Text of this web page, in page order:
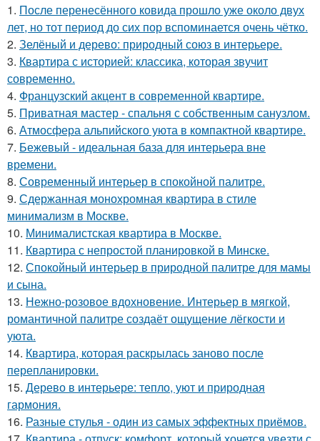
1. После перенесённого ковида прошло уже около двух
лет, но тот период до сих пор вспоминается очень чётко.
2. Зелёный и дерево: природный союз в интерьере.
3. Квартира с историей: классика, которая звучит
современно.
4. Французский акцент в современной квартире.
5. Приватная мастер - спальня с собственным санузлом.
6. Атмосфера альпийского уюта в компактной квартире.
7. Бежевый - идеальная база для интерьера вне
времени.
8. Современный интерьер в спокойной палитре.
9. Сдержанная монохромная квартира в стиле
минимализм в Москве.
10. Минималистская квартира в Москве.
11. Квартира с непростой планировкой в Минске.
12. Спокойный интерьер в природной палитре для мамы
и сына.
13. Нежно-розовое вдохновение. Интерьер в мягкой,
романтичной палитре создаёт ощущение лёгкости и
уюта.
14. Квартира, которая раскрылась заново после
перепланировки.
15. Дерево в интерьере: тепло, уют и природная
гармония.
16. Разные стулья - один из самых эффектных приёмов.